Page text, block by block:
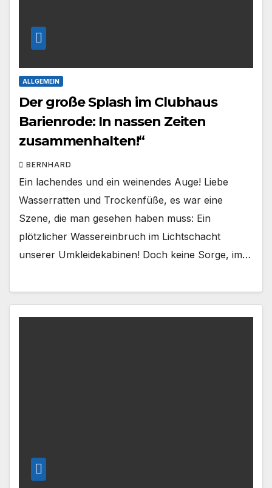
ALLGEMEIN
Der große Splash im Clubhaus
Barienrode: In nassen Zeiten
zusammenhalten!“
BERNHARD
Ein lachendes und ein weinendes Auge! Liebe
Wasserratten und Trockenfüße, es war eine
Szene, die man gesehen haben muss: Ein
plötzlicher Wassereinbruch im Lichtschacht
unserer Umkleidekabinen! Doch keine Sorge, im…